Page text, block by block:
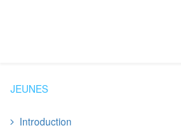
JEUNES
Introduction